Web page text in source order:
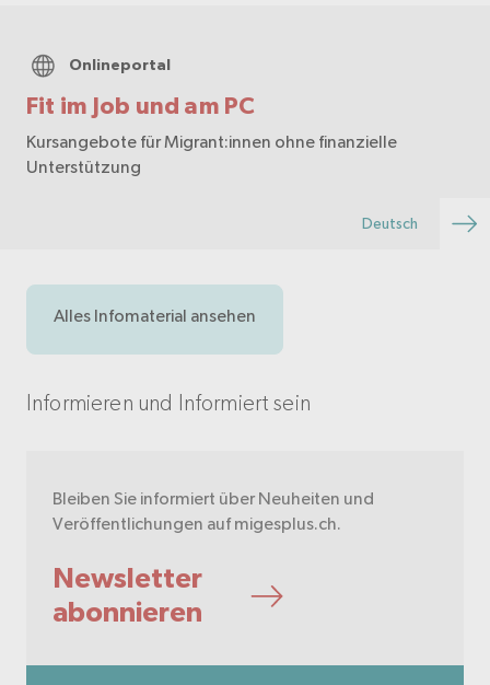
Fit im Job und am PC
Onlineportal
Kursangebote für Migrant:innen ohne finanzielle
Unterstützung
Deutsch
Alles Infomaterial ansehen
Informieren und Informiert sein
Bleiben Sie informiert über Neuheiten und
Veröffentlichungen auf migesplus.ch.
Newsletter
abonnieren